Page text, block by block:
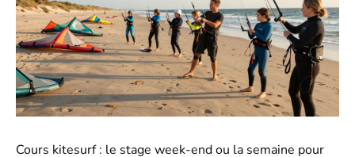
Cours kitesurf : le stage week-end ou la semaine pour